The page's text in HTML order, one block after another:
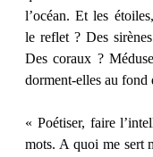
l’océan. Et les
le reflet ? Des
Des coraux ?
dorment-elles au fond
« Poétiser, faire
mots. A quoi me sert